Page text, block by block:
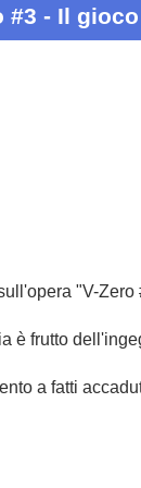
#3 - Il
"V-
è frutto
a fatti